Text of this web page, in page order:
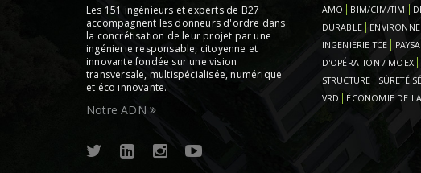
Les 151 ingénieurs et experts de B27
accompagnent les donneurs d'ordre dans
la concrétisation de leur projet par une
ingénierie responsable, citoyenne et
innovante fondée sur une vision
transversale, multispécialisée, numérique
et éco innovante.
Notre ADN
AMO BIM/CIM/TIM
DURABLE
INGENIERIE TCE
D'OPÉRATION / MOEX
STRUCTURE
SÛRETÉ
VRD
ÉCONOMIE DE